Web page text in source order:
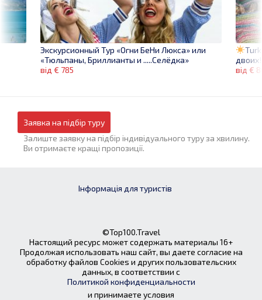
двоих!
від €
Экскурсионный Тур «Огни БеНи Люкса» или
«Тюльпаны, Бриллианты и .....Селёдка»
від € 785
Заявка на підбір туру
Залиште заявку на підбір індивідуального туру за хвилину.
Ви отримаєте кращі пропозиції.
Інформація для туристів
©Top100.Travel
Настоящий ресурс может содержать материалы 16+
Продолжая использовать наш сайт, вы даете согласие на
обработку файлов Cookies и других пользовательских
данных, в соответствии с
Политикой конфиденциальности
и принимаете условия